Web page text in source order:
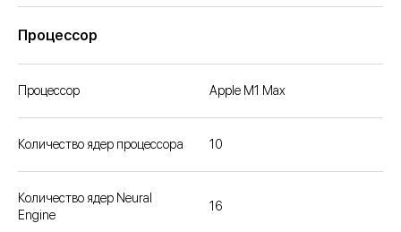
Процессор
Процессор Apple M1 Max
Количество ядер процессора 10
Количество ядер Neural
Engine
16